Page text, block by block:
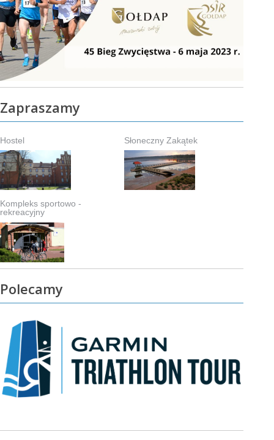
Zapraszamy
Hostel Słoneczny Zakątek
Kompleks sportowo -
rekreacyjny
Polecamy